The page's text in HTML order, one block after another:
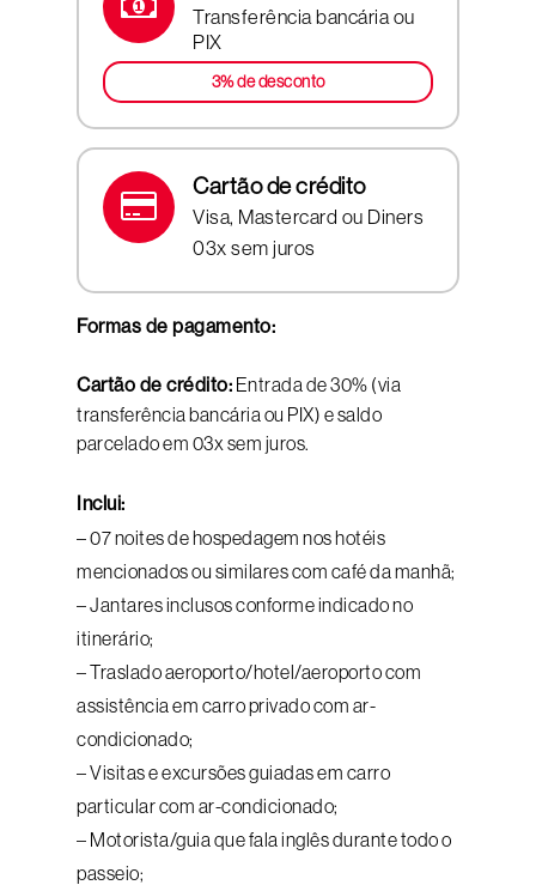
Transferência bancária ou
PIX
3% de desconto
Cartão de crédito
Visa, Mastercard ou Diners
03x sem juros
Formas de pagamento:
Cartão de crédito: Entrada de 30% (via
transferência bancária ou PIX) e saldo
parcelado em 03x sem juros.
Inclui:
–07 noites de hospedagem nos hotéis
mencionados ou similares com café da manhã;
– Jantares inclusosconforme indicado no
itinerário;
– Traslado aeroporto/hotel/aeroporto com
assistência em carro privado com ar-
condicionado;
– Visitas e excursões guiadas em carro
particular com ar-condicionado;
– Motorista/guia que fala inglês durante todo o
passeio;